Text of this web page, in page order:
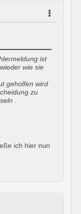
ist
wie sie
geholfen wird
zu
.
ich hier nun